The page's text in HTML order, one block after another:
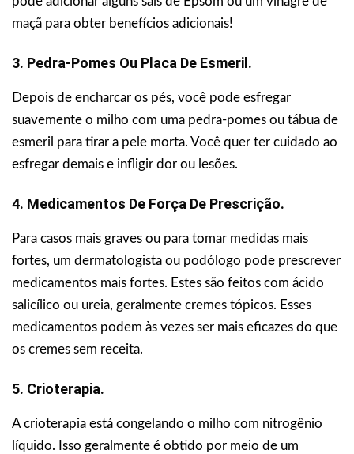
maçã para obter benefícios adicionais!
3. Pedra-Pomes Ou Placa De Esmeril.
Depois de encharcar os pés, você pode esfregar
suavemente o milho com uma pedra-pomes ou tábua de
esmeril para tirar a pele morta. Você quer ter cuidado ao
esfregar demais e infligir dor ou lesões.
4. Medicamentos De Força De Prescrição.
Para casos mais graves ou para tomar medidas mais
fortes, um dermatologista ou podólogo pode prescrever
medicamentos mais fortes. Estes são feitos com ácido
salicílico ou ureia, geralmente cremes tópicos. Esses
medicamentos podem às vezes ser mais eficazes do que
os cremes sem receita.
5. Crioterapia.
A crioterapia está congelando o milho com nitrogênio
líquido. Isso geralmente é obtido por meio de um